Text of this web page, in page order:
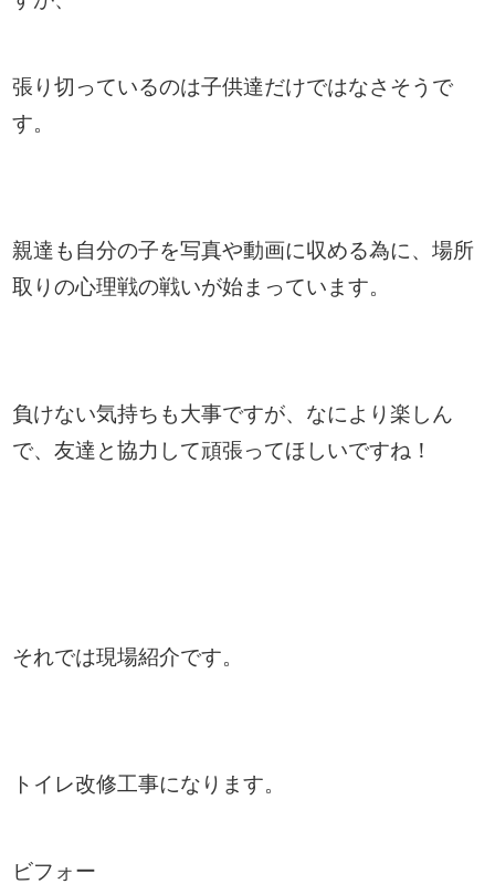
張り切っているのは子供達だけではなさそうで
す。
親達も自分の子を写真や動画に収める為に、場所
取りの心理戦の戦いが始まっています。
負けない気持ちも大事ですが、なにより楽しん
で、友達と協力して頑張ってほしいですね！
それでは現場紹介です。
トイレ改修工事になります。
ビフォー